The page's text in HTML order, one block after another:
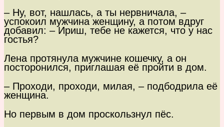
– Ну, вот, нашлась, а ты нервничала, –
успокоил мужчина женщину, а потом вдруг
добавил: – Ириш, тебе не кажется, что у нас
гостья?
Лена протянула мужчине кошечку, а он
посторонился, приглашая её пройти в дом.
– Проходи, проходи, милая, – подбодрила её
женщина.
Но первым в дом проскользнул пёс.